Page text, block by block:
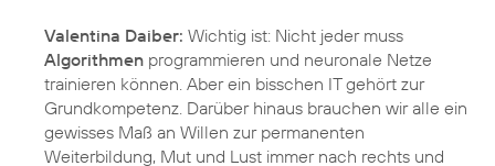
Valentina Daiber: Wichtig ist: Nicht jeder muss
Algorithmen programmieren und neuronale Netze
trainieren können. Aber ein bisschen IT gehört zur
Grundkompetenz. Darüber hinaus brauchen wir alle ein
gewisses Maß an Willen zur permanenten
Weiterbildung, Mut und Lust immer nach rechts und